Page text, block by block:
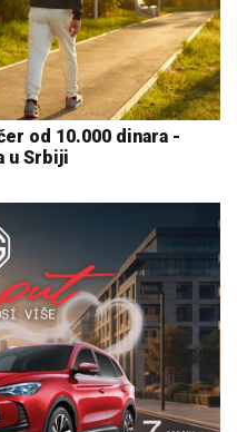
od 10.000 dinara -
u Srbiji